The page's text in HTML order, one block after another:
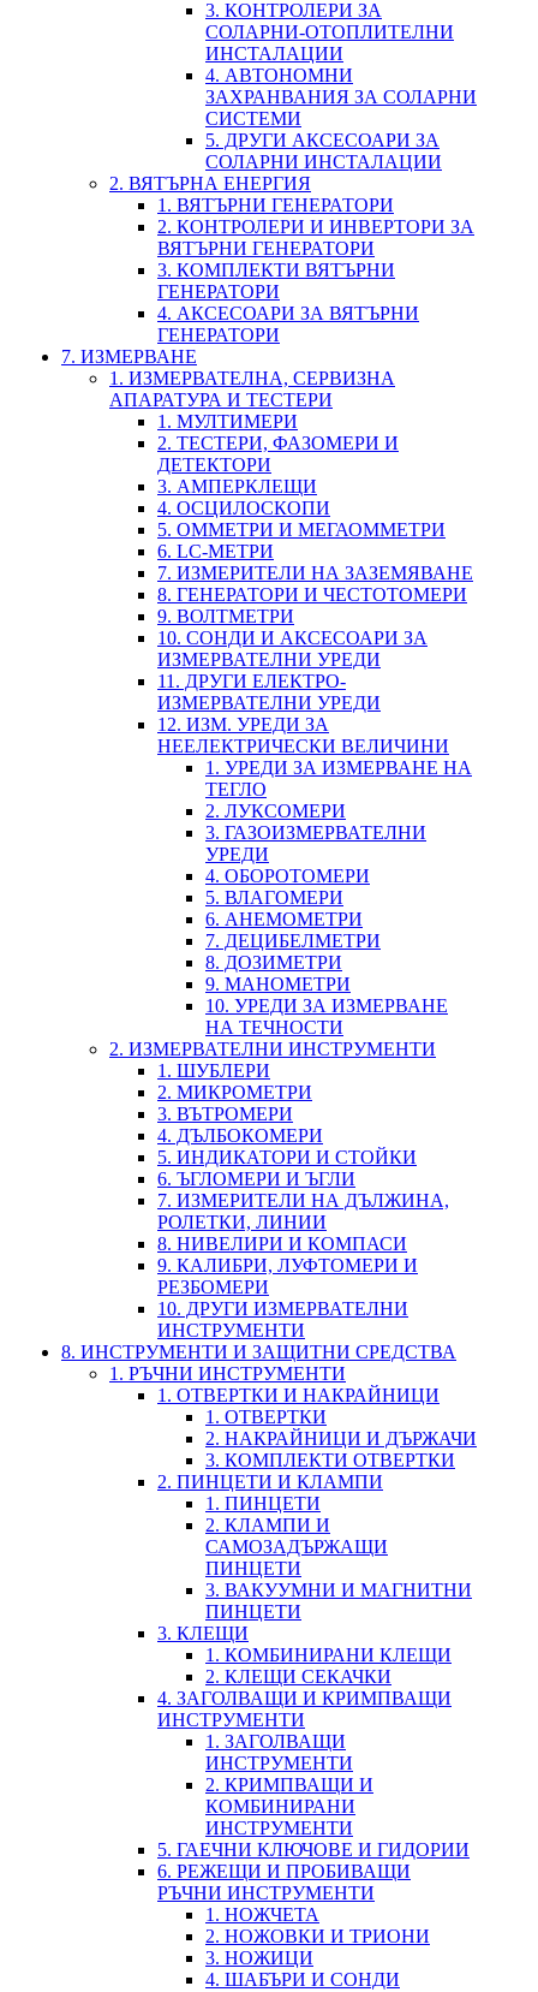
3. КОНТРОЛЕРИ ЗА
СОЛАРНИ-ОТОПЛИТЕЛНИ
ИНСТАЛАЦИИ
4. АВТОНОМНИ
ЗАХРАНВАНИЯ ЗА СОЛАРНИ
СИСТЕМИ
5. ДРУГИ АКСЕСОАРИ ЗА
СОЛАРНИ ИНСТАЛАЦИИ
2. ВЯТЪРНА ЕНЕРГИЯ
1. ВЯТЪРНИ ГЕНЕРАТОРИ
2. КОНТРОЛЕРИ И ИНВЕРТОРИ ЗА
ВЯТЪРНИ ГЕНЕРАТОРИ
3. КОМПЛЕКТИ ВЯТЪРНИ
ГЕНЕРАТОРИ
4. АКСЕСОАРИ ЗА ВЯТЪРНИ
ГЕНЕРАТОРИ
7. ИЗМЕРВАНЕ
1. ИЗМЕРВАТЕЛНА, СЕРВИЗНА
АПАРАТУРА И ТЕСТЕРИ
1. МУЛТИМЕРИ
2. ТЕСТЕРИ, ФАЗОМЕРИ И
ДЕТЕКТОРИ
3. АМПЕРКЛЕЩИ
4. ОСЦИЛОСКОПИ
5. ОММЕТРИ И МЕГАОММЕТРИ
6. LC-МЕТРИ
7. ИЗМЕРИТЕЛИ НА ЗАЗЕМЯВАНЕ
8. ГЕНЕРАТОРИ И ЧЕСТОТОМЕРИ
9. ВОЛТМЕТРИ
10. СОНДИ И АКСЕСОАРИ ЗА
ИЗМЕРВАТЕЛНИ УРЕДИ
11. ДРУГИ ЕЛЕКТРО-
ИЗМЕРВАТЕЛНИ УРЕДИ
12. ИЗМ. УРЕДИ ЗА
НЕЕЛЕКТРИЧЕСКИ ВЕЛИЧИНИ
1. УРЕДИ ЗА ИЗМЕРВАНЕ НА
ТЕГЛО
2. ЛУКСОМЕРИ
3. ГАЗОИЗМЕРВАТЕЛНИ
УРЕДИ
4. ОБОРОТОМЕРИ
5. ВЛАГОМЕРИ
6. АНЕМОМЕТРИ
7. ДЕЦИБЕЛМЕТРИ
8. ДОЗИМЕТРИ
9. МАНОМЕТРИ
10. УРЕДИ ЗА ИЗМЕРВАНЕ
НА ТЕЧНОСТИ
2. ИЗМЕРВАТЕЛНИ ИНСТРУМЕНТИ
1. ШУБЛЕРИ
2. МИКРОМЕТРИ
3. ВЪТРОМЕРИ
4. ДЪЛБОКОМЕРИ
5. ИНДИКАТОРИ И СТОЙКИ
6. ЪГЛОМЕРИ И ЪГЛИ
7. ИЗМЕРИТЕЛИ НА ДЪЛЖИНА,
РОЛЕТКИ, ЛИНИИ
8. НИВЕЛИРИ И КОМПАСИ
9. КАЛИБРИ, ЛУФТОМЕРИ И
РЕЗБОМЕРИ
10. ДРУГИ ИЗМЕРВАТЕЛНИ
ИНСТРУМЕНТИ
8. ИНСТРУМЕНТИ И ЗАЩИТНИ СРЕДСТВА
1. РЪЧНИ ИНСТРУМЕНТИ
1. ОТВЕРТКИ И НАКРАЙНИЦИ
1. ОТВЕРТКИ
2. НАКРАЙНИЦИ И ДЪРЖАЧИ
3. КОМПЛЕКТИ ОТВЕРТКИ
2. ПИНЦЕТИ И КЛАМПИ
1. ПИНЦЕТИ
2. КЛАМПИ И
САМОЗАДЪРЖАЩИ
ПИНЦЕТИ
3. ВАКУУМНИ И МАГНИТНИ
ПИНЦЕТИ
3. КЛЕЩИ
1. КОМБИНИРАНИ КЛЕЩИ
2. КЛЕЩИ СЕКАЧКИ
4. ЗАГОЛВАЩИ И КРИМПВАЩИ
ИНСТРУМЕНТИ
1. ЗАГОЛВАЩИ
ИНСТРУМЕНТИ
2. КРИМПВАЩИ И
КОМБИНИРАНИ
ИНСТРУМЕНТИ
5. ГАЕЧНИ КЛЮЧОВЕ И ГИДОРИИ
6. РЕЖЕЩИ И ПРОБИВАЩИ
РЪЧНИ ИНСТРУМЕНТИ
1. НОЖЧЕТА
2. НОЖОВКИ И ТРИОНИ
3. НОЖИЦИ
4. ШАБЪРИ И СОНДИ